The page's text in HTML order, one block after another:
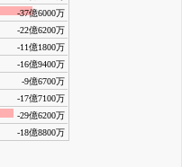
-37億6000万
-22億6200万
-11億1800万
-16億9400万
-9億6700万
-17億7100万
-29億6200万
-18億8800万